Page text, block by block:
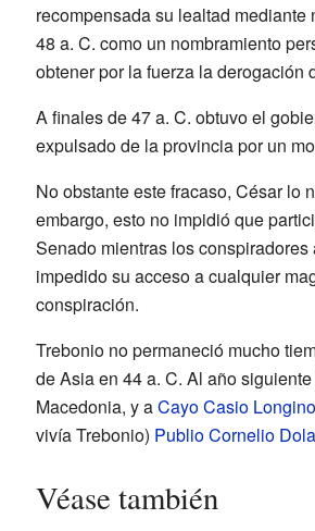
recompensada su lealtad
48 a. C. como un nombramiento
obtener por la fuerza la derogación
A finales de 47 a. C. obtuvo el
expulsado de la provincia por un
No obstante este fracaso, César lo
embargo, esto no impidió que
Senado mientras los conspiradores
impedido su acceso a cualquier
conspiración.
Trebonio no permaneció mucho
de Asia en 44 a. C. Al año
Macedonia, y aCayo Casio Longino
vivía Trebonio) Publio Cornelio
Véase también